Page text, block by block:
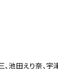
、池田えり奈、